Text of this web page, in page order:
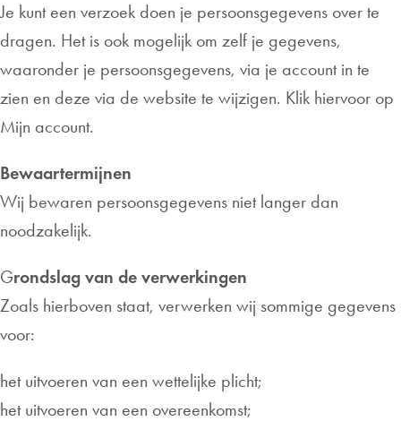
Je kunt een verzoek doen je persoonsgegevens over te
dragen. Het is ook mogelijk om zelf je gegevens,
waaronder je persoonsgegevens, via je account in te
zien en deze via de website te wijzigen. Klik hiervoor op
Mijn account.
Bewaartermijnen
Wij bewaren persoonsgegevens niet langer dan
noodzakelijk.
Grondslag van de verwerkingen
Zoals hierboven staat, verwerken wij sommige gegevens
voor:
het uitvoeren van een wettelijke plicht;
het uitvoeren van een overeenkomst;